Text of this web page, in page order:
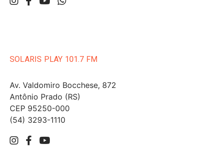
SOLARIS PLAY 101.7 FM
Av. Valdomiro Bocchese, 872
Antônio Prado (RS)
CEP 95250-000
(54) 3293-1110